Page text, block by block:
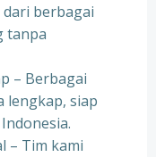
dari berbagai
tanpa
– Berbagai
lengkap, siap
– Tim kami